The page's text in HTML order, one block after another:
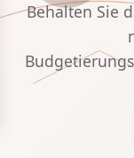
Behalten Sie